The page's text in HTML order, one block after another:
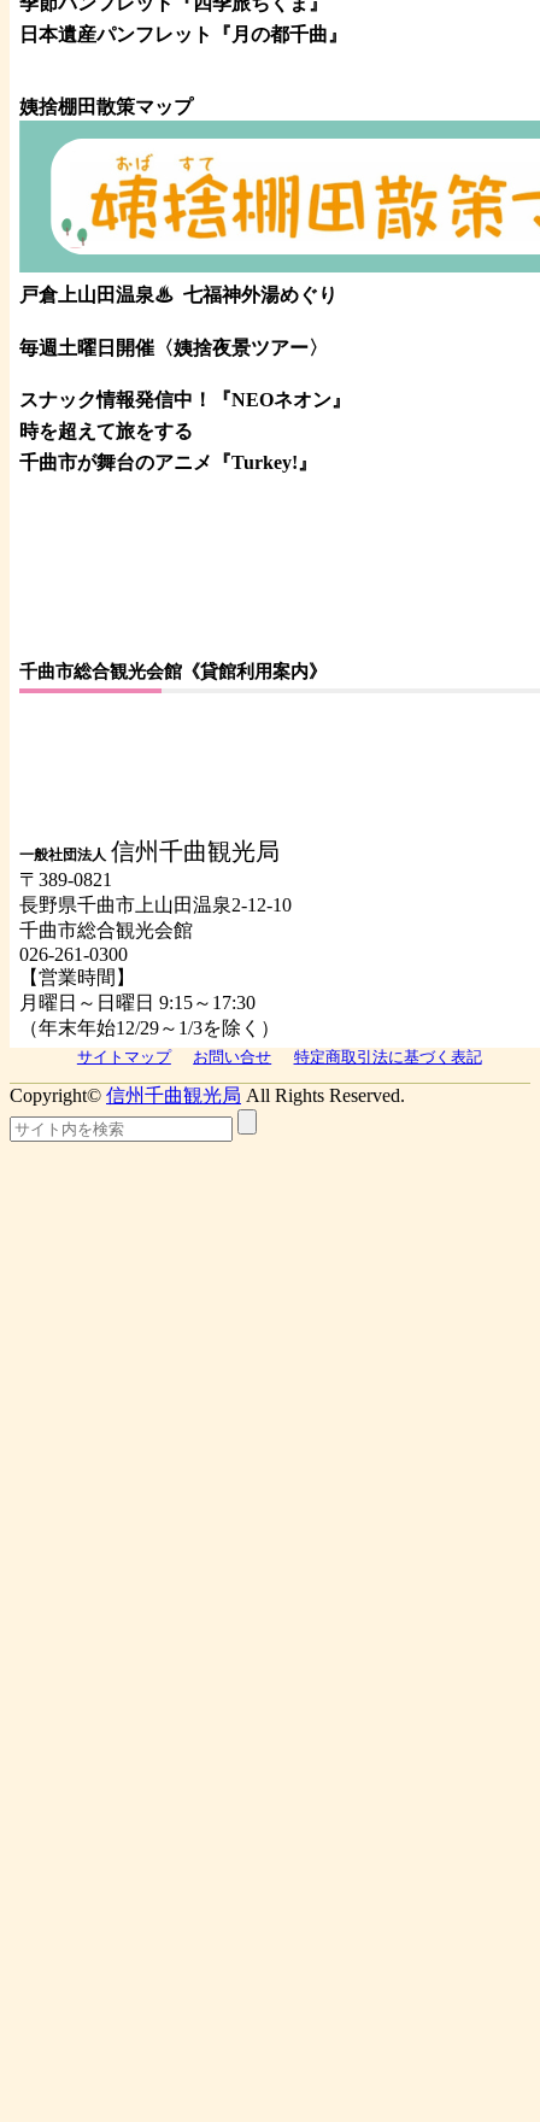
日本遺産パンフレット
『月の都千曲 』
姨捨棚田散策マップ
戸倉上山田温泉♨ 七福神外湯めぐり
毎週土曜日開催〈姨捨夜景ツアー〉
スナック情報発信中！『NEOネオン』
時を超えて旅をする
千曲市が舞台のアニメ『Turkey!』
千曲市総合観光会館《貸館利用案内》
一般社団法人 信州千曲観光局
〒389-0821
長野県千曲市上山田温泉2-12-10
千曲市総合観光会館
026-261-0300
【営業時間】
月曜日～日曜日 9:15～17:30
（年末年始12/29～1/3を除く）
サイトマップ お問い合せ 特定商取引法に基づく表記
Copyright© 信州千曲観光局 All Rights Reserved.